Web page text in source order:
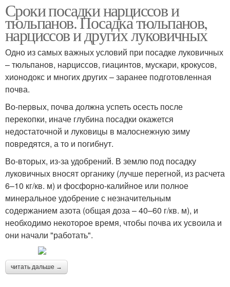
Сроки посадки нарциссов и
тюльпанов. Посадка тюльпанов,
нарциссов и других луковичных
Одно из самых важных условий при посадке луковичных
– тюльпанов, нарциссов, гиацинтов, мускари, крокусов,
хионодокс и многих других – заранее подготовленная
почва.
Во-первых, почва должна успеть осесть после
перекопки, иначе глубина посадки окажется
недостаточной и луковицы в малоснежную зиму
повредятся, а то и погибнут.
Во-вторых, из-за удобрений. В землю под посадку
луковичных вносят органику (лучше перегной, из расчета
6–10 кг/кв. м) и фосфорно-калийное или полное
минеральное удобрение с незначительным
содержанием азота (общая доза – 40–60 г/кв. м), и
необходимо некоторое время, чтобы почва их усвоила и
они начали "работать".
читать дальше →